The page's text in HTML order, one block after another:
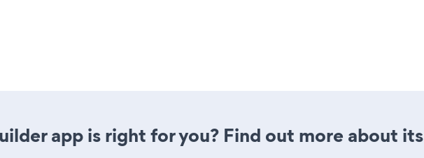
app is right for you? Find out more about its